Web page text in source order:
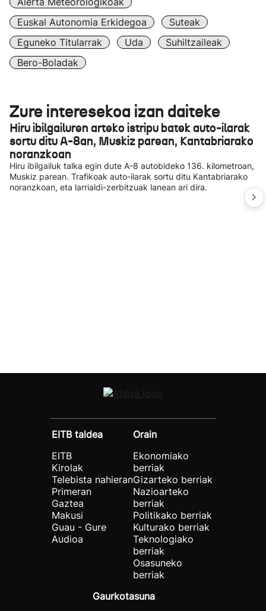
Euskal Autonomia Erkidegoa
Suteak
Eguneko Titularrak
Uda
Suhiltzaileak
Bero-Boladak
Zure interesekoa izan daiteke
Hiru ibilgailuren arteko istripu batek auto-ilarak
sortu ditu A-8an, Muskiz parean, Kantabriarako
noranzkoan
Hiru ibilgailuk talka egin dute A-8 autobideko 136. kilometroan,
Muskiz parean. Trafikoak auto-ilarak sortu ditu Kantabriarako
noranzkoan, eta larrialdi-zerbitzuak lanean ari dira.
EITB taldea
EITB
Kirolak
Telebista nahieran
Primeran
Gaztea
Makusi
Guau - Gure
Audioa
Orain
Ekonomiako
berriak
Gizarteko berriak
Nazioarteko
berriak
Politikako berriak
Kulturako berriak
Teknologiako
berriak
Osasuneko
berriak
Gaurkotasuna